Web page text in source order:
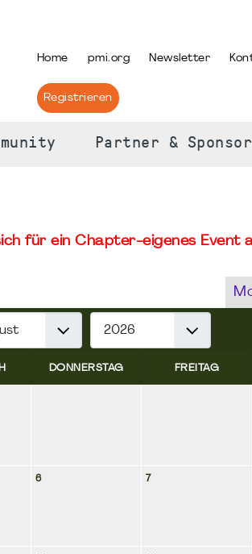
Home pmi.org Newsletter
Registrieren
Partner &
für ein Chapter-eigenes Event
DONNERSTAG FREITAG
6 7